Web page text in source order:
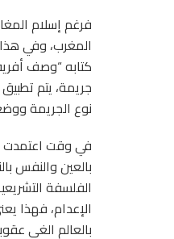
فرغم إسلام
المغرب، وفي
كتابه “وصف
جريمة، يتم
نوع الجريمة
في وقت اعتمدت
بالعين والنفس
الفلسفة
الإعدام، فهذا
بالعالم الغى